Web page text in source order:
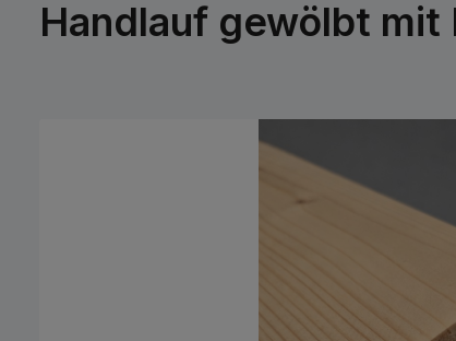
Handlauf gewölbt mit